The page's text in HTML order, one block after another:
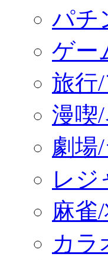
パチ
ゲー
旅行
漫喫
劇場
レジ
麻雀
カラ